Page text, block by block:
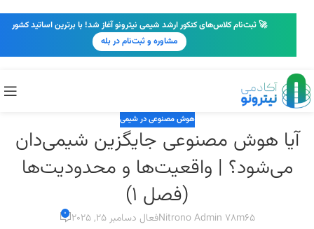
هوش مصنوعی در شیمی
آیا هوش مصنوعی جایگزین شیمی‌دان
می‌شود؟ | واقعیت‌ها و محدودیت‌ها
(فصل 1)
Nitrono Admin 78m65فعال دسامبر 25, 2025 0
🚀 ثبت‌نام کلاس‌های کنکور ارشد شیمی نیترونو آغاز شد! با برترین اساتید کشور
مشاوره و ثبت‌نام در بله